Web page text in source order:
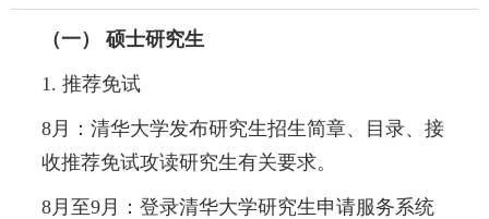
（一） 硕士研究生
1. 推荐免试
8月：清华大学发布研究生招生简章、目录、接
收推荐免试攻读研究生有关要求。
8月至9月：登录清华大学研究生申请服务系统